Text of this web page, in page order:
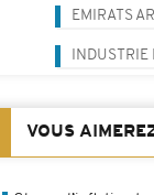
EMIRATS
INDUSTRIE
VOUS